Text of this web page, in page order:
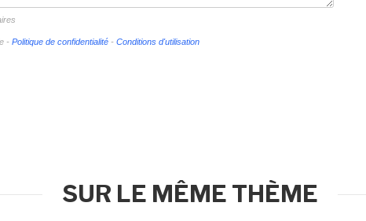
- Politique de confidentialité - Conditions d'utilisation
SUR LE MÊME THÈME